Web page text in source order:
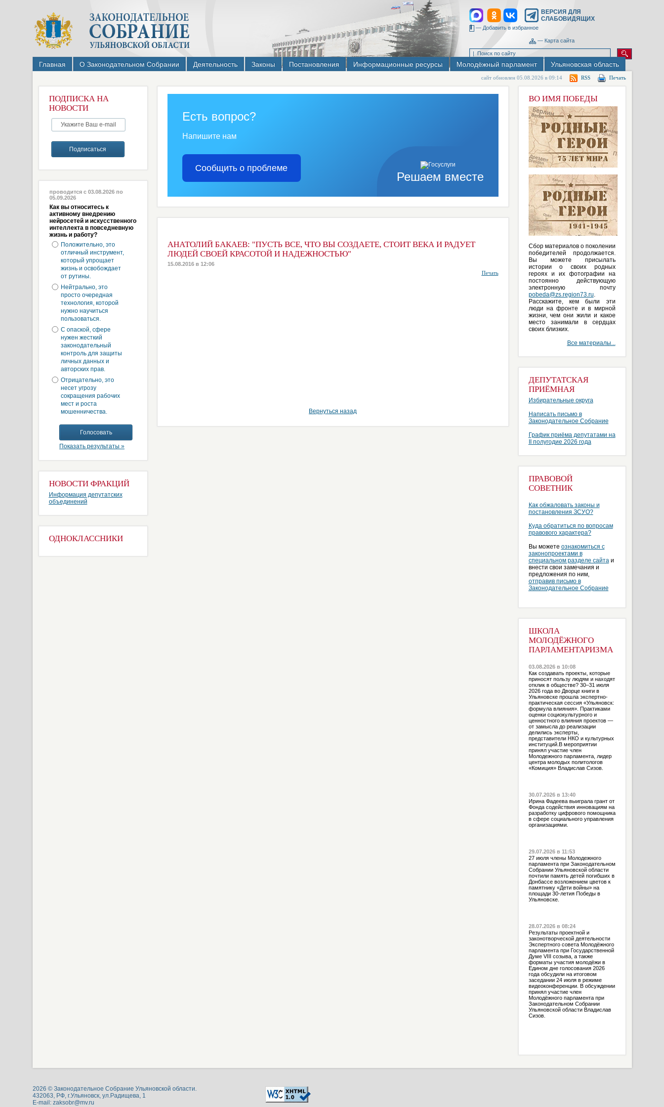
ВЕРСИЯ ДЛЯ
СЛАБОВИДЯЩИХ
— Добавить в избранное
— Карта сайта
Главная О Законодательном Собрании Деятельность Законы Постановления Информационные ресурсы Молодёжный парламент Ульяновская область
сайт обновлен 05.08.2026 в 09:14 RSS Печать
ПОДПИСКА НА
НОВОСТИ
проводится с 03.08.2026 по
05.09.2026
Как вы относитесь к
активному внедрению
нейросетей и искусственного
интеллекта в повседневную
жизнь и работу?
Положительно, это
отличный инструмент,
который упрощает
жизнь и освобождает
от рутины.
Нейтрально, это
просто очередная
технология, которой
нужно научиться
пользоваться.
С опаской, сфере
нужен жесткий
законодательный
контроль для защиты
личных данных и
авторских прав.
Отрицательно, это
несет угрозу
сокращения рабочих
мест и роста
мошенничества.
Показать результаты »
НОВОСТИ ФРАКЦИЙ
Информация депутатских
объединений
ОДНОКЛАССНИКИ
Решаем вместе
Есть вопрос?
Напишите нам
Сообщить о проблеме
АНАТОЛИЙ БАКАЕВ: "ПУСТЬ ВСЕ, ЧТО ВЫ СОЗДАЕТЕ, СТОИТ ВЕКА И РАДУЕТ
ЛЮДЕЙ СВОЕЙ КРАСОТОЙ И НАДЕЖНОСТЬЮ"
15.08.2016 в 12:06
Печать
Вернуться назад
ВО ИМЯ ПОБЕДЫ
Сбор материалов о поколении
победителей продолжается.
Вы можете присылать
истории о своих родных
героях и их фотографии на
постоянно действующую
электронную почту
pobeda@zs.region73.ru.
Расскажите, кем были эти
люди на фронте и в мирной
жизни, чем они жили и какое
место занимали в сердцах
своих близких.
Все материалы...
ДЕПУТАТСКАЯ
ПРИЁМНАЯ
Избирательные округа
Написать письмо в
Законодательное Собрание
График приёма депутатами на
II полугодие 2026 года
ПРАВОВОЙ
СОВЕТНИК
Как обжаловать законы и
постановления ЗСУО?
Куда обратиться по вопросам
правового характера?
Вы можете ознакомиться с
законопроектами в
специальном разделе сайтаи
внести свои замечания и
предложения по ним,
отправив письмо в
Законодательное Собрание
ШКОЛА
МОЛОДЁЖНОГО
ПАРЛАМЕНТАРИЗМА
03.08.2026 в 10:08
Как создавать проекты, которые
приносят пользу людям и находят
отклик в обществе? 30–31 июля
2026 года во Дворце книги в
Ульяновске прошла экспертно-
практическая сессия «Ульяновск:
формула влияния». Практиками
оценки социокультурного и
ценностного влияния проектов —
от замысла до реализации
делились эксперты,
представители НКО и культурных
институций.В мероприятии
принял участие член
Молодежного парламента, лидер
центра молодых политологов
«Комиция» Владислав Сизов.
30.07.2026 в 13:40
Ирина Фадеева выиграла грант от
Фонда содействия инновациям на
разработку цифрового помощника
в сфере социального управления
организациями.
29.07.2026 в 11:53
27 июля члены Молодежного
парламента при Законодательном
Собрании Ульяновской области
почтили память детей погибших в
Донбассе возложением цветов к
памятнику «Дети войны» на
площади 30-летия Победы в
Ульяновске.
28.07.2026 в 08:24
Результаты проектной и
законотворческой деятельности
Экспертного совета Молодёжного
парламента при Государственной
Думе VIII созыва, а также
форматы участия молодёжи в
Едином дне голосования 2026
года обсудили на итоговом
заседании 24 июля в режиме
видеоконференции. В обсуждении
принял участие член
Молодёжного парламента при
Законодательном Собрании
Ульяновской области Владислав
Сизов.
2026 © Законодательное Собрание Ульяновской области.
432063, РФ, г.Ульяновск, ул.Радищева, 1
E-mail: zaksobr@mv.ru